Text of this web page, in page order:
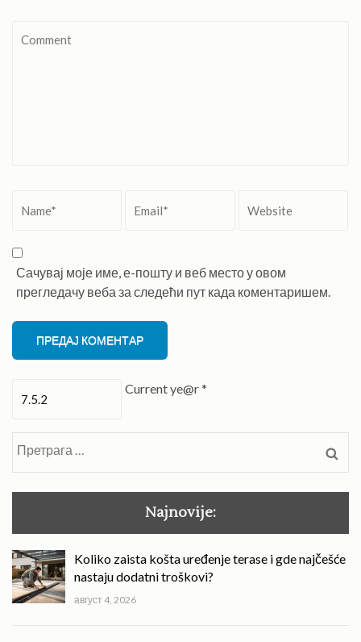
Сачувај моје име, е-пошту и веб место у овом
прегледачу веба за следећи пут када коментаришем.
Current ye@r*
Najnovije:
Koliko zaista košta uređenje terase i gde najčešće
nastaju dodatni troškovi?
август 4, 2026